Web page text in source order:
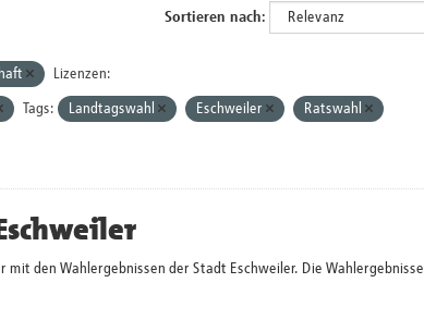
Sortieren nach
Lizenzen:
Tags: Landtagswahl Eschweiler Ratswahl
den Wahlergebnissen der Stadt Eschweiler. Die Wahlergebnisse